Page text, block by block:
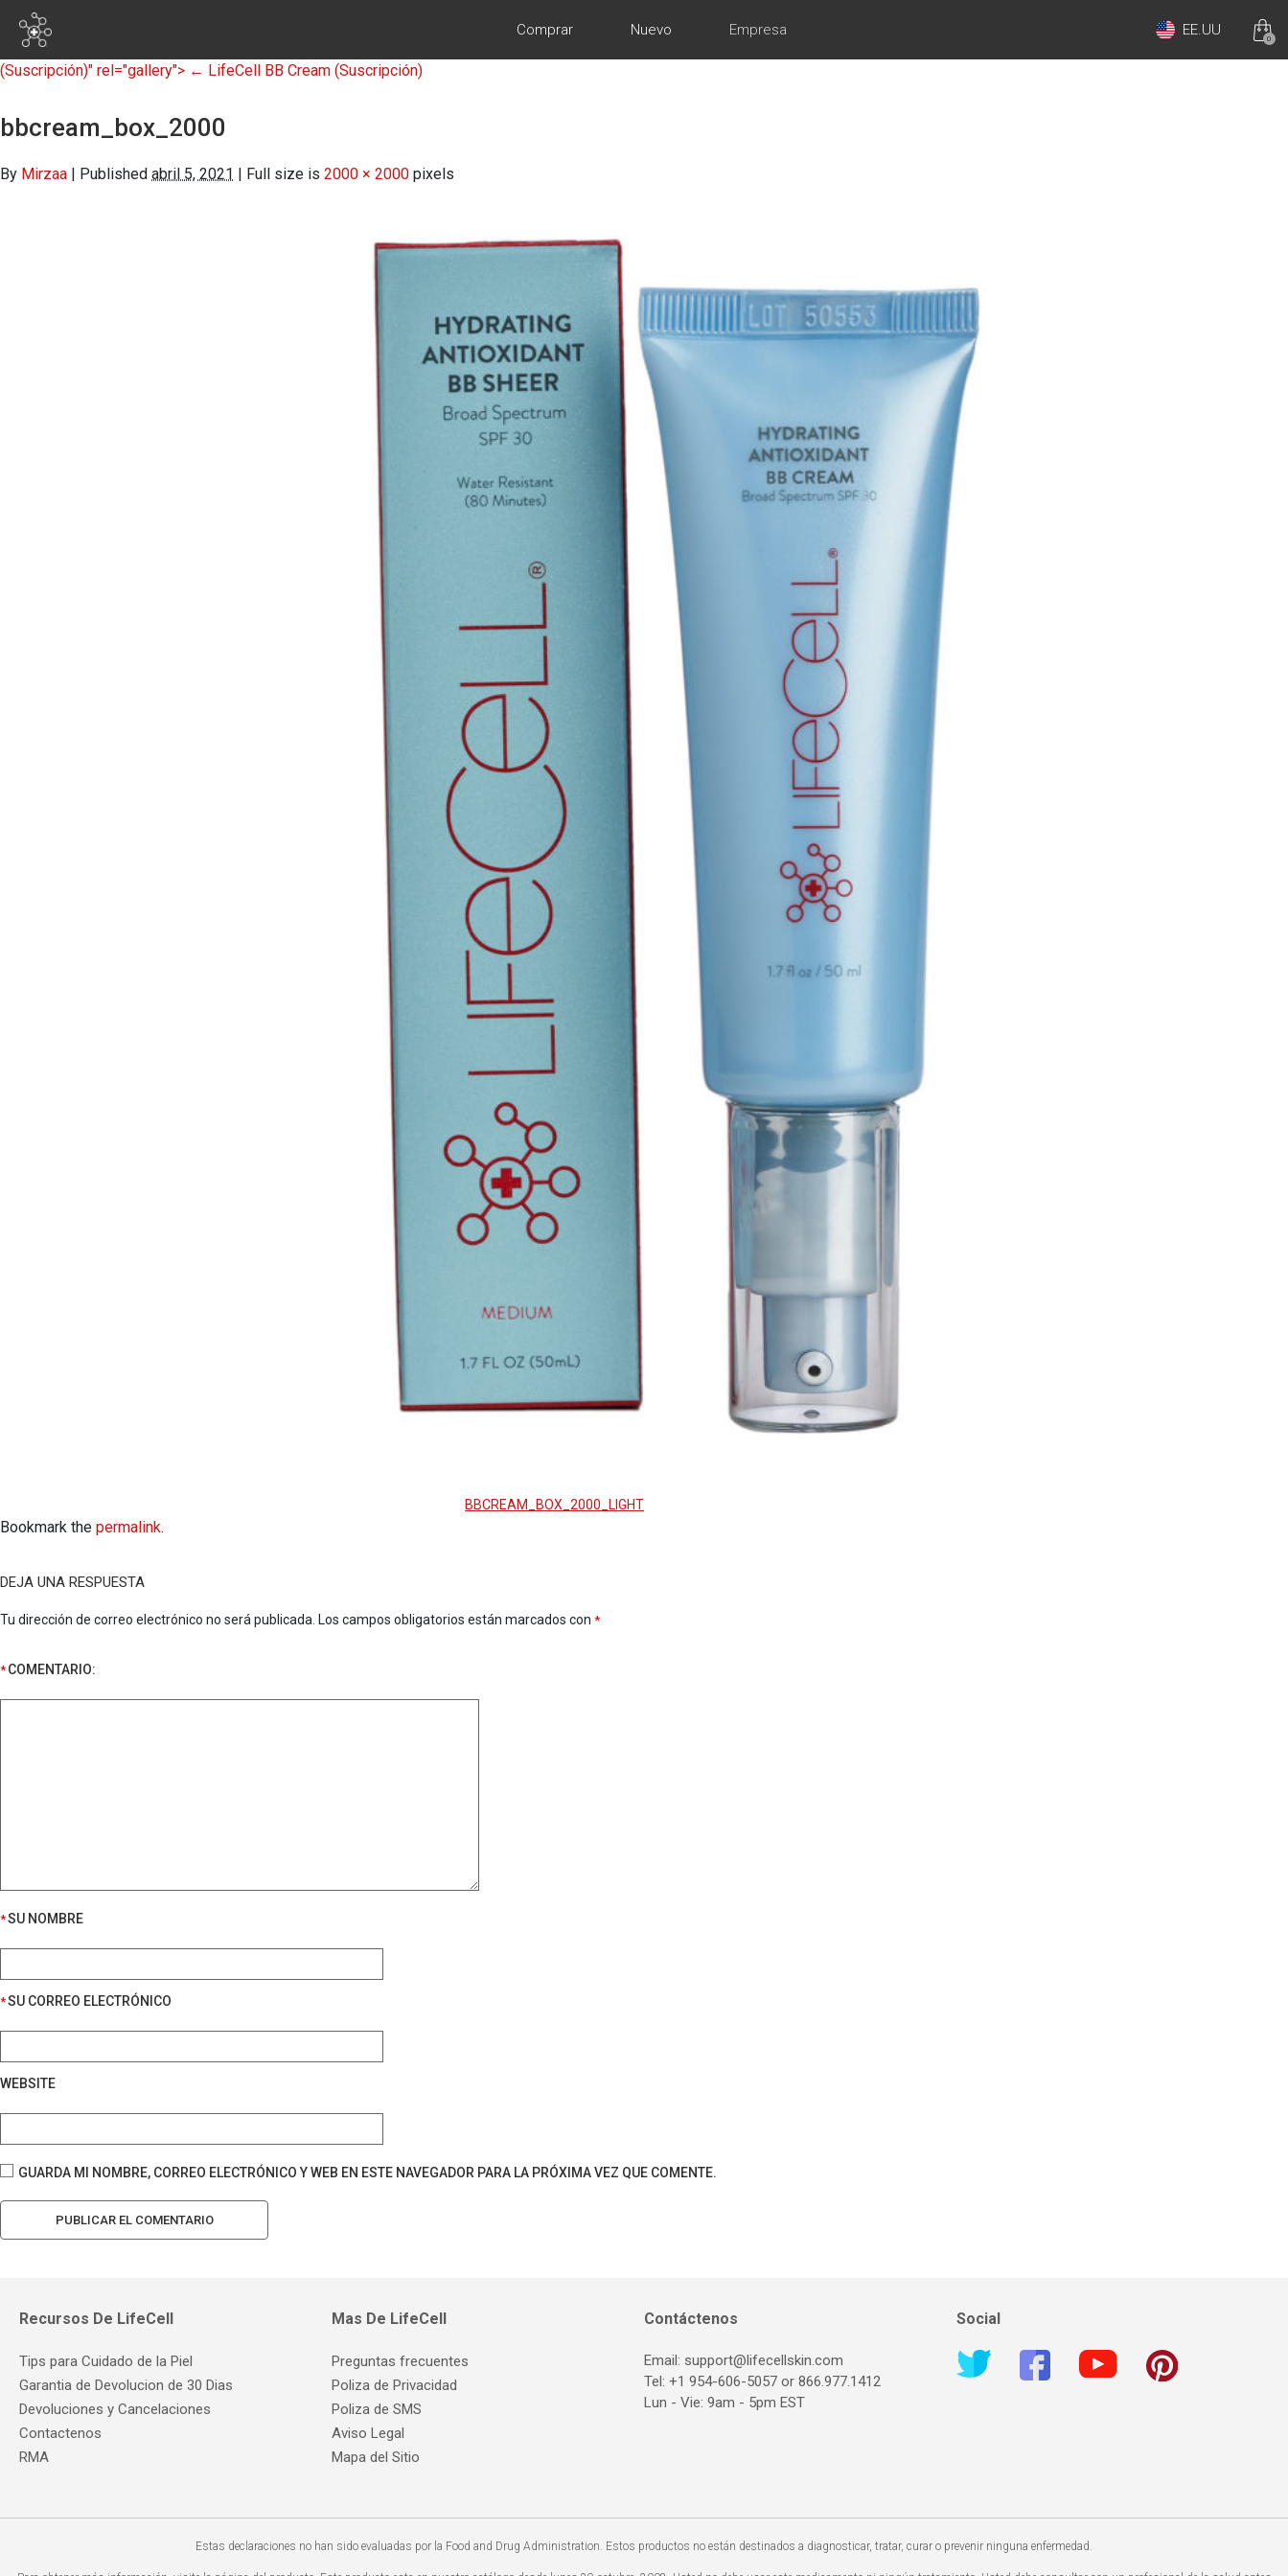
skip to main content
EE.UU
0
Comprar Nuevo Empresa
(Suscripción)" rel="gallery"> ← LifeCell BB Cream (Suscripción)
bbcream_box_2000
By Mirzaa | Published abril 5, 2021 | Full size is 2000 × 2000 pixels
BBCREAM_BOX_2000_LIGHT
Bookmark the permalink.
DEJA UNA RESPUESTA
Tu dirección de correo electrónico no será publicada. Los campos obligatorios están marcados con *
* COMENTARIO:
*SU NOMBRE
*SU CORREO ELECTRÓNICO
WEBSITE
GUARDA MI NOMBRE, CORREO ELECTRÓNICO Y WEB EN ESTE NAVEGADOR PARA LA PRÓXIMA VEZ QUE COMENTE.
Recursos De LifeCell
Tips para Cuidado de la Piel
Garantia de Devolucion de 30 Dias
Devoluciones y Cancelaciones
Contactenos
RMA
Mas De LifeCell
Preguntas frecuentes
Poliza de Privacidad
Poliza de SMS
Aviso Legal
Mapa del Sitio
Contáctenos
Email: support@lifecellskin.com
Tel: +1 954-606-5057 or 866.977.1412
Lun - Vie: 9am - 5pm EST
Social
Estas declaraciones no han sido evaluadas por la Food and Drug Administration. Estos productos no están destinados a diagnosticar, tratar, curar o prevenir ninguna enfermedad.